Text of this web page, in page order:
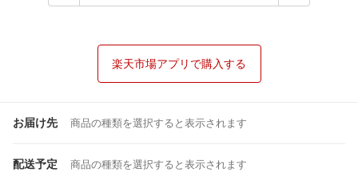
楽天市場アプリで購入する
お届け先 商品の種類を選択すると表示されます
配送予定 商品の種類を選択すると表示されます